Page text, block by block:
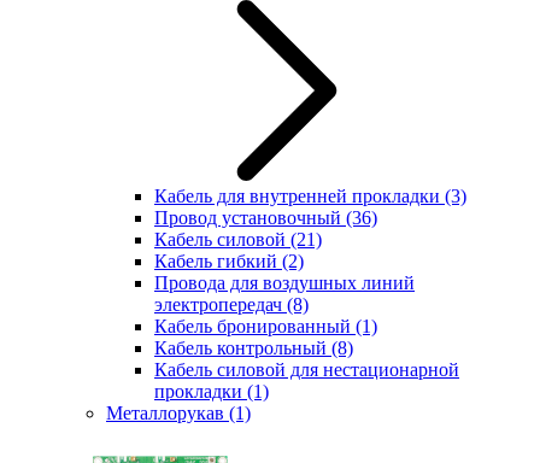
Кабель для внутренней прокладки (3)
Провод установочный (36)
Кабель силовой (21)
Кабель гибкий (2)
Провода для воздушных линий
электропередач (8)
Кабель бронированный (1)
Кабель контрольный (8)
Кабель силовой для нестационарной
прокладки (1)
Металлорукав (1)